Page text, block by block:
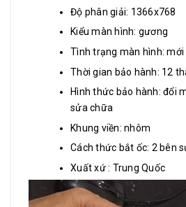
Độ phân giải: 1366x768
Kiểu màn hình: gương
Tình trạng màn hình: mới
Thời gian bảo hành: 12
Hình thức bảo hành: đổi
sửa chữa
Khung viền: nhôm
Cách thức bắt ốc: 2 bên
Xuất xứ : Trung Quốc